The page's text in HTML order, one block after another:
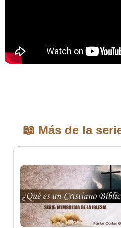
📖 Más de la